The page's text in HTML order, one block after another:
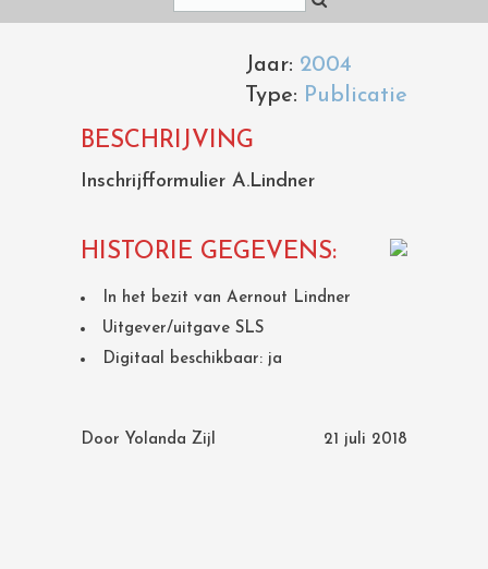
Jaar: 2004
Type: Publicatie
BESCHRIJVING
Inschrijfformulier A.Lindner
HISTORIE GEGEVENS:
In het bezit van Aernout Lindner
Uitgever/uitgave SLS
Digitaal beschikbaar: ja
Door Yolanda Zijl 21 juli 2018